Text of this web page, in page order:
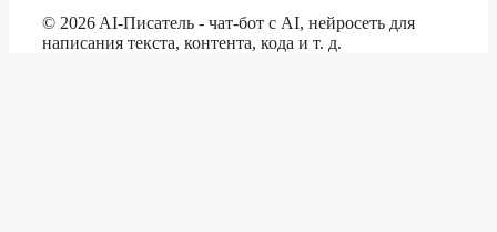
© 2026 AI-Писатель - чат-бот с AI, нейросеть для
написания текста, контента, кода и т. д.